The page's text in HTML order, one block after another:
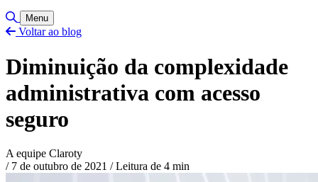
Alternar pesquisa
Menu
Voltar ao blog
Diminuição da complexidade
administrativa com acesso
seguro
A equipe Claroty
/ 7 de outubro de 2021 /Leitura de 4 min